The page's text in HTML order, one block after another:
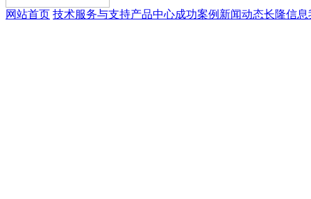
网站首页 技术服务与支持产品中心成功案例 新闻动态长隆信息